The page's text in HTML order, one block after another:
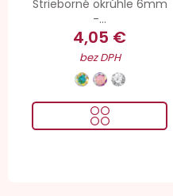
Strieborné okrúhle 6mm
-...
4,05 €
bez DPH